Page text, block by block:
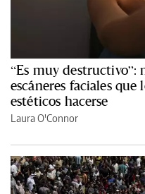
“Es muy destructivo”:
escáneres faciales
estéticos hacerse
Laura O'Connor